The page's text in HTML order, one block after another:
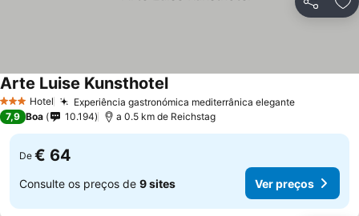
Partilhar
3 EstrelasHotel Experiência gastronómica mediterrânica elegante
Arte Luise Kunsthotel
7,9 Boa 10.194 a 0.5 km de Reichstag
De € 64
Consulte os preços de 9 sites Ver preços